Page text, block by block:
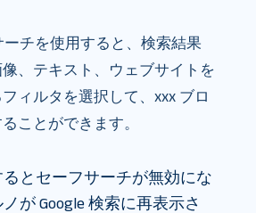
ーチを使用すると、検索結果
、テキスト、ウェブサイトを
ィルタを選択して、xxx​​ ブロ
ことができます。
とセーフサーチが無効にな
が Google 検索に再表示さ